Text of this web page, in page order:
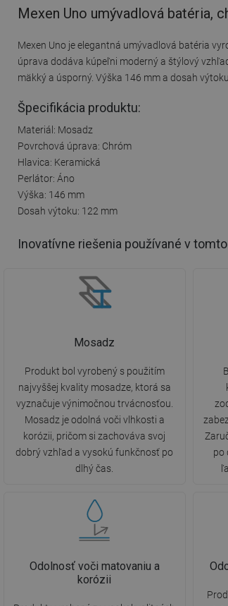
Mexen Uno umývadlová batéria,
Mexen Uno je elegantná umývadlová batéria
úprava dodáva kúpeľni moderný a štýlový
mäkký a úsporný. Výška 146 mm a dosah
Špecifikácia produktu:
Materiál: Mosadz
Povrchová úprava: Chróm
Hlavica: Keramická
Perlátor: Áno
Výška: 146 mm
Dosah výtoku: 122 mm
Inovatívne riešenia používané v
Mosadz
Produkt bol vyrobený s použitím
najvyššej kvality mosadze, ktorá sa
vyznačuje výnimočnou trvácnosťou.
Mosadz je odolná voči vlhkosti a
korózii, pričom si zachováva svoj
dobrý vzhľad a vysokú funkčnosť po
dlhý čas.
po
Odolnosť voči matovaniu a
korózii